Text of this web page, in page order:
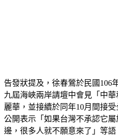
告發狀提及，徐春鶯於民國106
九屆海峽兩岸請壇中會見「中
麗華，並接續於同年10月間接
公開表示「如果台灣不承認它
邊，很多人就不願意來了」等語